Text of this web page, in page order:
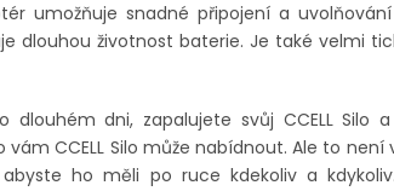
umožňuje snadné připojení a
dlouhou životnost baterie. Je také velmi
dlouhém dni, zapalujete svůj CCELL Silo
CCELL Silo může nabídnout. Ale to není
ho měli po ruce kdekoliv a